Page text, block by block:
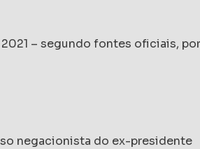
– segundo fontes oficiais, por
negacionista do ex-presidente